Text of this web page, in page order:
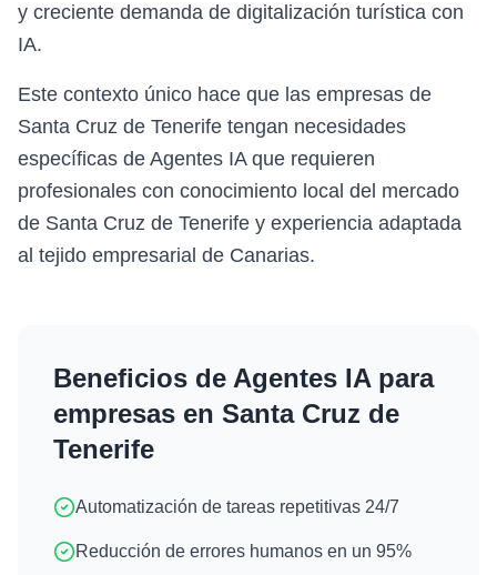
y creciente demanda de digitalización turística con
IA.
Este contexto único hace que las empresas de
Santa Cruz de Tenerife tengan necesidades
específicas de Agentes IA que requieren
profesionales con conocimiento local del mercado
de Santa Cruz de Tenerife y experiencia adaptada
al tejido empresarial de Canarias.
Beneficios de Agentes IApara
empresas en Santa Cruz de
Tenerife
Automatización de tareas repetitivas 24/7
Reducción de errores humanos en un 95%